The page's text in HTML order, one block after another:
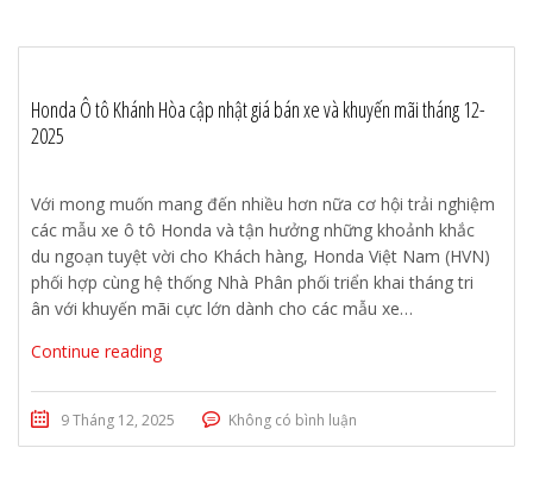
Honda Ô tô Khánh Hòa cập nhật giá bán xe và khuyến mãi tháng 12-
2025
Với mong muốn mang đến nhiều hơn nữa cơ hội trải nghiệm
các mẫu xe ô tô Honda và tận hưởng những khoảnh khắc
du ngoạn tuyệt vời cho Khách hàng, Honda Việt Nam (HVN)
phối hợp cùng hệ thống Nhà Phân phối triển khai tháng tri
ân với khuyến mãi cực lớn dành cho các mẫu xe…
Continue reading
9 Tháng 12, 2025 Không có bình luận